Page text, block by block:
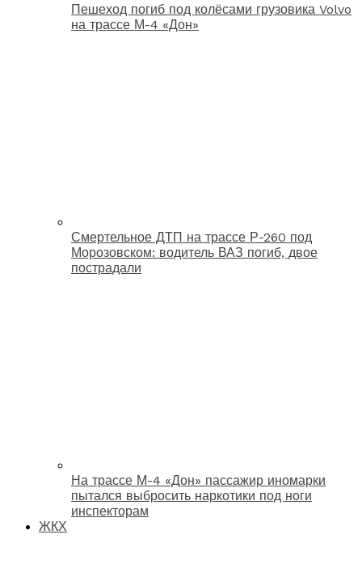
Пешеход погиб под колёсами грузовика Volvo
на трассе М-4 «Дон»
Смертельное ДТП на трассе Р-260 под
Морозовском: водитель ВАЗ погиб, двое
пострадали
На трассе М-4 «Дон» пассажир иномарки
пытался выбросить наркотики под ноги
инспекторам
ЖКХ